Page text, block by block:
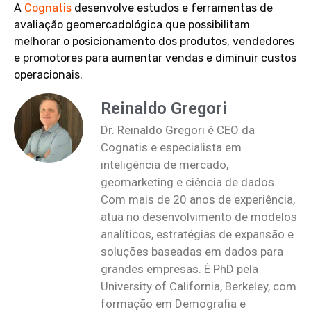
A Cognatis desenvolve estudos e ferramentas de
avaliação geomercadológica que possibilitam
melhorar o posicionamento dos produtos, vendedores
e promotores para aumentar vendas e diminuir custos
operacionais.
Reinaldo Gregori
Dr. Reinaldo Gregori é CEO da
Cognatis e especialista em
inteligência de mercado,
geomarketing e ciência de dados.
Com mais de 20 anos de experiência,
atua no desenvolvimento de modelos
analíticos, estratégias de expansão e
soluções baseadas em dados para
grandes empresas. É PhD pela
University of California, Berkeley, com
formação em Demografia e